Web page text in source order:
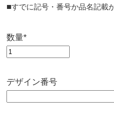
■すでに記号・番号か品名記載
数量*
デザイン番号